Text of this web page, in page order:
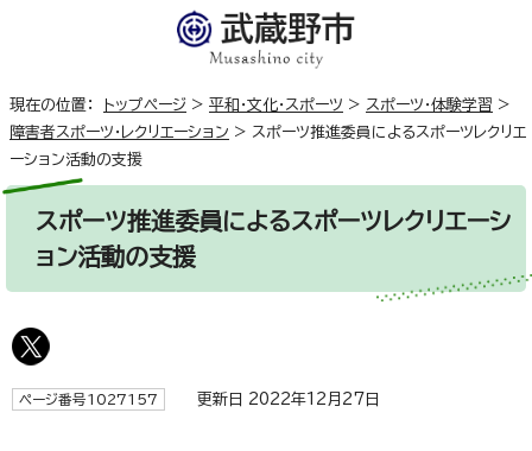
現在の位置： トップページ > 平和・文化・スポーツ > スポーツ・体験学習 >
障害者スポーツ・レクリエーション > スポーツ推進委員によるスポーツレクリエ
ーション活動の支援
スポーツ推進委員によるスポーツレクリエーシ
ョン活動の支援
ページ番号1027157 更新日 2022年12月27日